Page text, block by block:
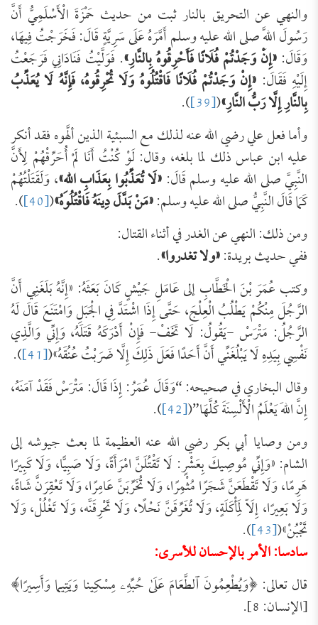
والنهي عن التحريق بالنار ثبت من حديث حَمْزَةَ الْأَسْلَمِيُّ أَنَّ
رَسُولَ اللَّهِ صلى الله عليه وسلم أَمَّرَهُ عَلَى سَرِيَّةٍ قَالَ: فَخَرَجْتُ فِيهَا،
وَقَالَ:«إِنْ وَجَدْتُمْ فُلَانًا فَأَحْرِقُوهُ بِالنَّارِ». فَوَلَّيْتُ فَنَادَانِي فَرَجَعْتُ
إِلَيْهِ فَقَالَ: «إِنْ وَجَدْتُمْ فُلَانًا فَاقْتُلُوهُ وَلَا تُحْرِقُوهُ، فَإِنَّهُلَايُعَذِّبُ
بِالنَّارِإِلَّارَبُّالنَّارِ»(
[39]
).
وأما فعل علي رضي الله عنه لذلك مع السبئية الذين ألَّهوه فقد أنكر
عليه ابن عباس ذلك لما بلغه، وقال: ‌لَوْ ‌كُنْتُ ‌أَنَا ‌لَمْ ‌أُحَرِّقْهُمْ لِأَنَّ
النَّبِيَّ صلى الله عليه وسلم قَالَ:«لَا تُعَذِّبُوا بِعَذَابِ اللهِ»، وَلَقَتَلْتُهُمْ
كَمَا قَالَ النَّبِيُّ صلى الله عليه وسلم:«مَنْ بَدَّلَ دِينَهُ فَاقْتُلُوهُ»(
[40]
).
ومن ذلك: النهي عن الغدر في أثناء القتال:
ففي حديث بريدة:«ولا تغدروا».
وكتب عُمَرَ بْنَ الْخَطَّابِ إلى عَامَلِ جَيْشٍ كَانَ بَعَثَهُ: «إِنَّهُ بَلَغَنِي أَنَّ
الرَّجُلَ مِنْكُمْ يَطْلُبُ الْعِلْجَ، حَتَّى إِذَا اشْتَدَّ فِي الْجَبَلِ وَامْتَنَعَ قَالَ لَهُ
الرَّجُلُ: ‌مَتْرَسْ -يَقُولُ: لَا تَخَفْ- فَإِنْ أَدْرَكَهُ قَتَلَهُ، وَإِنِّي وَالَّذِي
نَفْسِي بِيَدِهِ لَا يَبْلُغَنِّي أَنَّ أَحَدًا فَعَلَ ذَلِكَ إِلَّا ضَرَبْتُ عُنُقَهُ»([41]
).
وقال البخاري في صحيحه: “وَقَالَ عُمَرُ: إِذَا قَالَ: ‌مَتْرَسْ فَقَدْ آمَنَهُ،
إِنَّ اللهَ يَعْلَمُ الْأَلْسِنَةَ كُلَّهَا”([42]
).
ومن وصايا أبي بكر رضي الله عنه العظيمة لما بعث جيوشه إلى
الشام: «وَإِنِّي مُوصِيكَ بِعَشْرٍ: لَا تَقْتُلَنَّ امْرَأَةً، وَلَا صَبِيًّا، وَلَا كَبِيرًا
هَرِمًا، وَلَا تَقْطَعَنَّ شَجَرًا مُثْمِرًا، ‌وَلَا ‌تُخَرِّبَنَّ ‌عَامِرًا، وَلَا تَعْقِرَنَّ شَاةً،
وَلَا بَعِيرًا، إِلَاّ لِمَأْكَلَةٍ، وَلَا تُغَرِّقَنَّ نَحْلًا، وَلَا تَحْرِقَنَّه، وَلَا تَغْلُلْ، وَلَا
تَجْبُنْ»([43]
).
سادسا: الأمر بالإحسان للأسرى:
قال تعالى: ﴿وَيُطْعِمُونَ ٱلطَّعَامَ عَلَىٰ حُبِّهِۦ مِسْكِينا وَيَتِيما ‌وَأَسِيرًا﴾
[الإنسان: 8].